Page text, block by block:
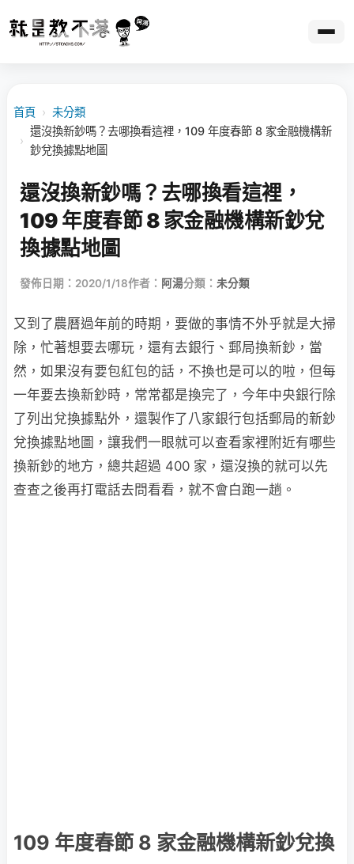
首頁 › 未分類
›
還沒換新鈔嗎？去哪換看這裡，109 年度春節 8 家金融機構新
鈔兌換據點地圖
還沒換新鈔嗎？去哪換看這裡，
109 年度春節 8 家金融機構新鈔兌
換據點地圖
發佈日期：2020/1/18作者： 阿湯分類： 未分類
又到了農曆過年前的時期，要做的事情不外乎就是大掃
除，忙著想要去哪玩，還有去銀行、郵局換新鈔，當
然，如果沒有要包紅包的話，不換也是可以的啦，但每
一年要去換新鈔時，常常都是換完了，今年中央銀行除
了列出兌換據點外，還製作了八家銀行包括郵局的新鈔
兌換據點地圖，讓我們一眼就可以查看家裡附近有哪些
換新鈔的地方，總共超過 400 家，還沒換的就可以先
查查之後再打電話去問看看，就不會白跑一趟。
109 年度春節 8 家金融機構新鈔兌換